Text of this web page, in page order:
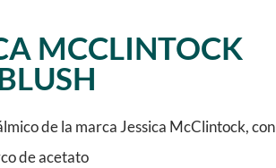
MCCLINTOCK
de la marca Jessica McClintock, con
de acetato